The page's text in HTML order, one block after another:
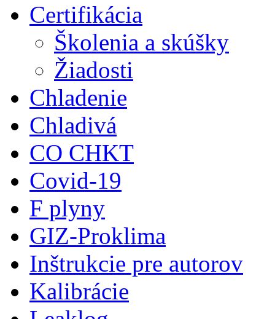
Certifikácia
Školenia a skúšky
Žiadosti
Chladenie
Chladivá
CO CHKT
Covid-19
F plyny
GIZ-Proklima
Inštrukcie pre autorov
Kalibrácie